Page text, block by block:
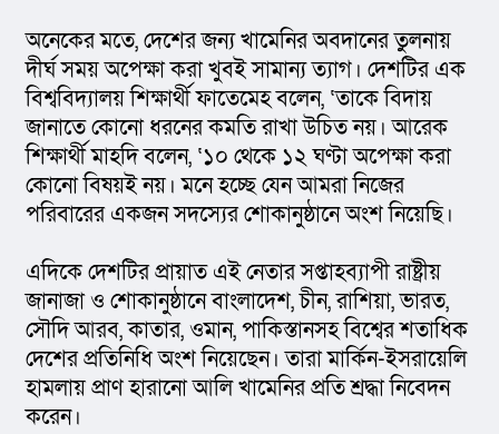
অনেকের মতে, দেশের জন্য খামেনির অবদানের তুলনায়
দীর্ঘ সময় অপেক্ষা করা খুবই সামান্য ত্যাগ। দেশটির এক
বিশ্ববিদ্যালয় শিক্ষার্থী ফাতেমেহ বলেন, ‘তাকে বিদায়
জানাতে কোনো ধরনের কমতি রাখা উচিত নয়। আরেক
শিক্ষার্থী মাহদি বলেন, ‘১০ থেকে ১২ ঘণ্টা অপেক্ষা করা
কোনো বিষয়ই নয়। মনে হচ্ছে যেন আমরা নিজের
পরিবারের একজন সদস্যের শোকানুষ্ঠানে অংশ নিয়েছি।
এদিকে দেশটির প্রায়াত এই নেতার সপ্তাহব্যাপী রাষ্ট্রীয়
জানাজা ও শোকানুষ্ঠানে বাংলাদেশ, চীন, রাশিয়া, ভারত,
সৌদি আরব, কাতার, ওমান, পাকিস্তানসহ বিশ্বের শতাধিক
দেশের প্রতিনিধি অংশ নিয়েছেন। তারা মার্কিন-ইসরায়েলি
হামলায় প্রাণ হারানো আলি খামেনির প্রতি শ্রদ্ধা নিবেদন
করেন।